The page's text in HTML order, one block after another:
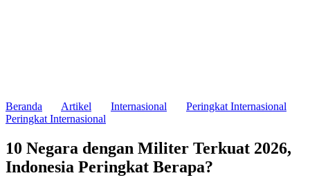
Beranda Artikel Internasional
Peringkat Internasional
Peringkat Internasional
10 Negara dengan Militer Terkuat 2026,
Indonesia Peringkat Berapa?